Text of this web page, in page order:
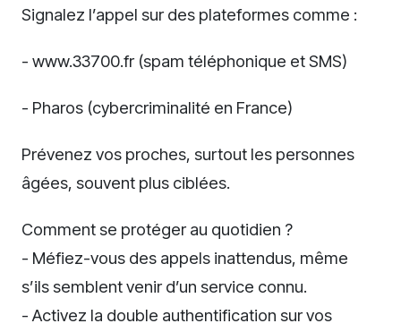
Signalez l’appel sur des plateformes comme :
- www.33700.fr (spam téléphonique et SMS)
- Pharos (cybercriminalité en France)
Prévenez vos proches, surtout les personnes
âgées, souvent plus ciblées.
Comment se protéger au quotidien ?
- Méfiez-vous des appels inattendus, même
s’ils semblent venir d’un service connu.
- Activez la double authentification sur vos